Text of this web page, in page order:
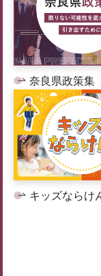
奈良県政策集
キッズならけ